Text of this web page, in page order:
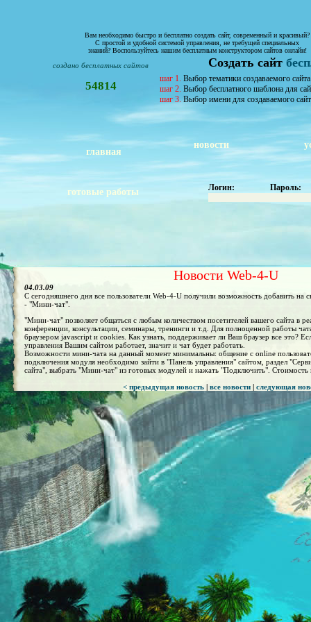
Вам необходимо быстро и бесплатно создать сайт, современный и красивый?
С простой и удобной системой управления, не требущей специальных
знаний? Воспользуйтесь нашим бесплатным конструктором сайтов онлайн!
создано бесплатных сайтов
54814
Создать сайт
шаг 1. Выбор тематики создаваемого сайта
шаг 2. Выбор бесплатного шаблона для
шаг 3.Выбор имени для создаваемого
готовые работы
главная
новости
Логин: Пароль:
Новости Web-4-U
04.03.09
С сегодняшнего дня все пользователи Web-4-U получили возможность добавить на
- "Мини-чат".
"Мини-чат" позволяет общаться с любым количеством посетителей вашего сайта в
конференции, консультации, семинары, тренинги и т.д. Для полноценной работы
браузером javascript и cookies. Как узнать, поддерживает ли Ваш браузер все это?
управления Вашим сайтом работает, значит и чат будет работать.
Возможности мини-чата на данный момент минимальны: общение с online
подключения модуля необходимо зайти в "Панель управления" сайтом, раздел
сайта", выбрать "Мини-чат" из готовых модулей и нажать "Подключить".
< предыдущая новость | все новости | следующая